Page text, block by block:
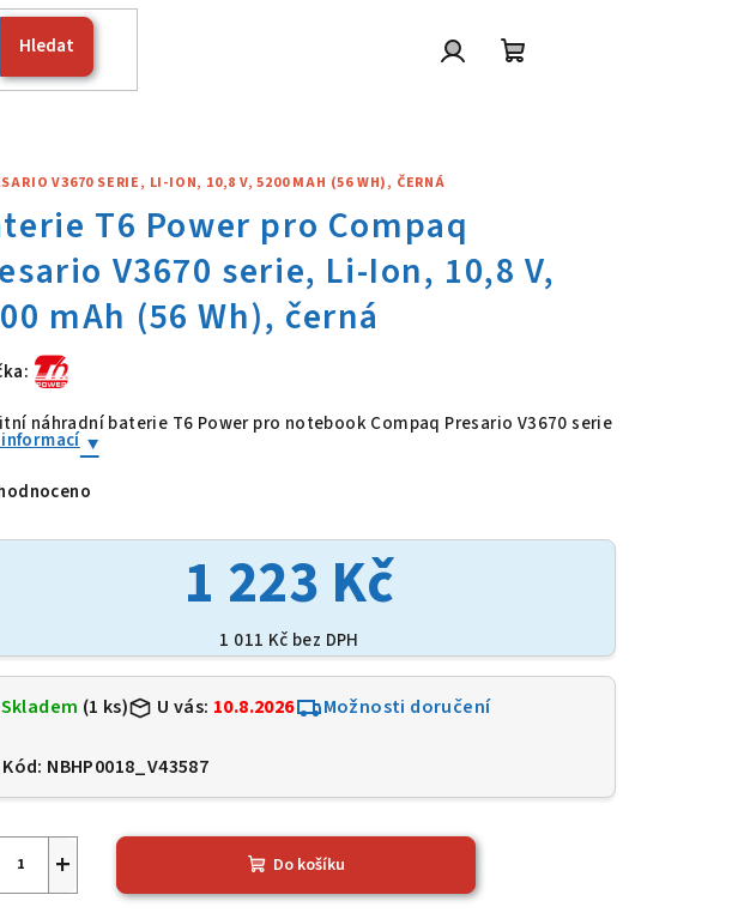
Hledat
V3670 SERIE, LI-ION, 10,8 V, 5200 MAH (56 WH), ČERNÁ
T6 Power pro Compaq Presario
náhradní baterie T6 Power pro notebook Compaq Presario V3670 serie
1 223 Kč
1 011 Kč bez DPH
Skladem (1 ks) U vás: 10.8.2026 Možnosti doručení
Kód: NBHP0018_V43587
+ Do košíku